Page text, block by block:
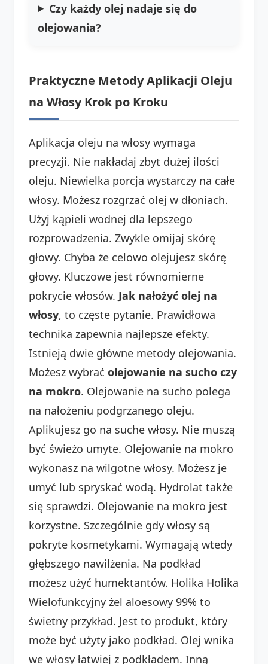
Czy każdy olej nadaje się do
olejowania?
Praktyczne Metody Aplikacji Oleju
na Włosy Krok po Kroku
Aplikacja oleju na włosy wymaga
precyzji. Nie nakładaj zbyt dużej ilości
oleju. Niewielka porcja wystarczy na całe
włosy. Możesz rozgrzać olej w dłoniach.
Użyj kąpieli wodnej dla lepszego
rozprowadzenia. Zwykle omijaj skórę
głowy. Chyba że celowo olejujesz skórę
głowy. Kluczowe jest równomierne
pokrycie włosów. Jak nałożyć olej na
włosy, to częste pytanie. Prawidłowa
technika zapewnia najlepsze efekty.
Istnieją dwie główne metody olejowania.
Możesz wybrać olejowanie na sucho czy
na mokro. Olejowanie na sucho polega
na nałożeniu podgrzanego oleju.
Aplikujesz go na suche włosy. Nie muszą
być świeżo umyte. Olejowanie na mokro
wykonasz na wilgotne włosy. Możesz je
umyć lub spryskać wodą. Hydrolat także
się sprawdzi. Olejowanie na mokro jest
korzystne. Szczególnie gdy włosy są
pokryte kosmetykami. Wymagają wtedy
głębszego nawilżenia. Na podkład
możesz użyć humektantów. Holika Holika
Wielofunkcyjny żel aloesowy 99% to
świetny przykład. Jest to produkt, który
może być użyty jako podkład. Olej wnika
we włosy łatwiej z podkładem. Inną